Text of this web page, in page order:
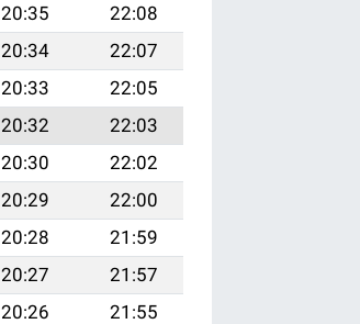
20:35
22:08
20:34
22:07
20:33
22:05
20:32
22:03
20:30
22:02
20:29
22:00
20:28
21:59
20:27
21:57
20:26
21:55